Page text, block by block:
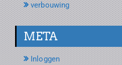
verbouwing
META
Inloggen